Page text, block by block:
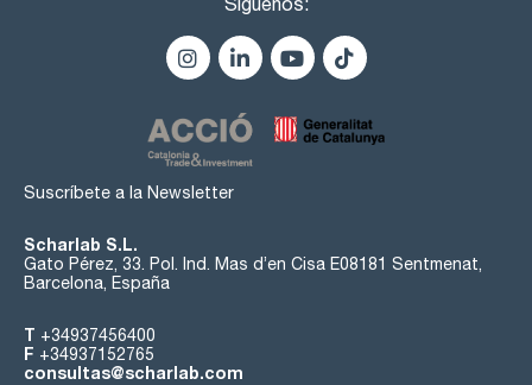
tulio (Tm): max. 0,1 ppb
estaño (Sn): max. 1 ppb
titanio (Ti): max. 1 ppb
uranio (U): max. 0,1 ppb
vanadio (V): max. 0,5 ppb
iterbio (Yb): max. 0,1 ppb
cinc (Zn): max. 1 ppb
Suscríbete a la Newsletter
Scharlab S.L.
Gato Pérez, 33. Pol. Ind. Mas d’en Cisa E08181 Sentmenat,
Barcelona, España
T +34937456400
F +34937152765
consultas@scharlab.com